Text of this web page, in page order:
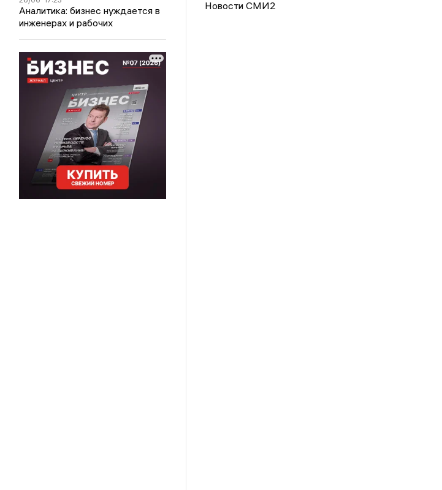
Аналитика: бизнес нуждается в
инженерах и рабочих
Новости СМИ2